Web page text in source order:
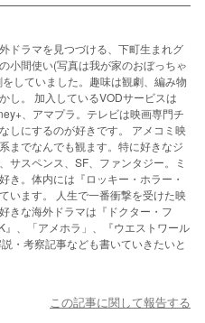
ドラマを見つづける、下町生まれグ
小間使い(写真は我が家のおぼっちゃ
していました。趣味は観劇、編み物
し。 加入しているVODサービスは
、アマプラ。テレビは映画専門チ
しにするのが好きです。 アメコミ映
までなんでも観ます。特に好きなジ
サスペンス、SF、ファンタジー。ミ
き。体内には『ロッキー・ホラー・
います。 人生で一番衝撃を受けた映
きな海外ドラマは『ドクター・フ
』、「アメホラ」、『ウエストワール
・考察記事なども書いていきたいと
この記事に関して報告する